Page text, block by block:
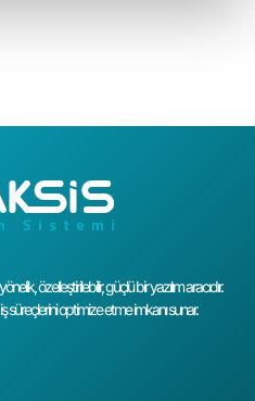
özelleştirilebilir, güçlü bir yazılım aracıdır.
optimize etme imkanı sunar.